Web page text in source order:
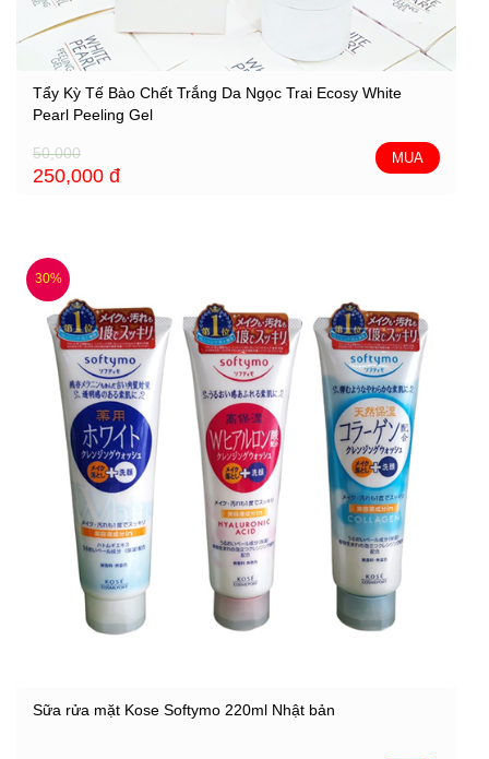
Tẩy Kỳ Tế Bào Chết Trắng Da Ngọc Trai Ecosy White
Pearl Peeling Gel
50,000
250,000 đ
MUA
30%
Sữa rửa mặt Kose Softymo 220ml Nhật bản